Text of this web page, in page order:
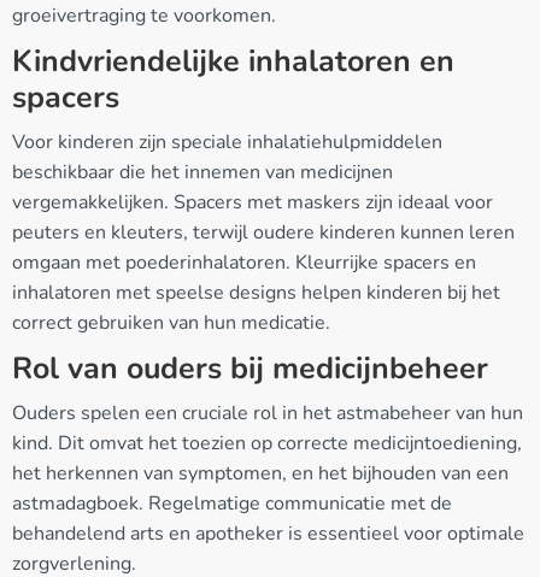
groeivertraging te voorkomen.
Kindvriendelijke inhalatoren en
spacers
Voor kinderen zijn speciale inhalatiehulpmiddelen
beschikbaar die het innemen van medicijnen
vergemakkelijken. Spacers met maskers zijn ideaal voor
peuters en kleuters, terwijl oudere kinderen kunnen leren
omgaan met poederinhalatoren. Kleurrijke spacers en
inhalatoren met speelse designs helpen kinderen bij het
correct gebruiken van hun medicatie.
Rol van ouders bij medicijnbeheer
Ouders spelen een cruciale rol in het astmabeheer van hun
kind. Dit omvat het toezien op correcte medicijntoediening,
het herkennen van symptomen, en het bijhouden van een
astmadagboek. Regelmatige communicatie met de
behandelend arts en apotheker is essentieel voor optimale
zorgverlening.